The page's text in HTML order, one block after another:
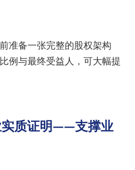
准备一张完整的股权架构
例与最终受益人，可大幅提
实质证明——支撑业